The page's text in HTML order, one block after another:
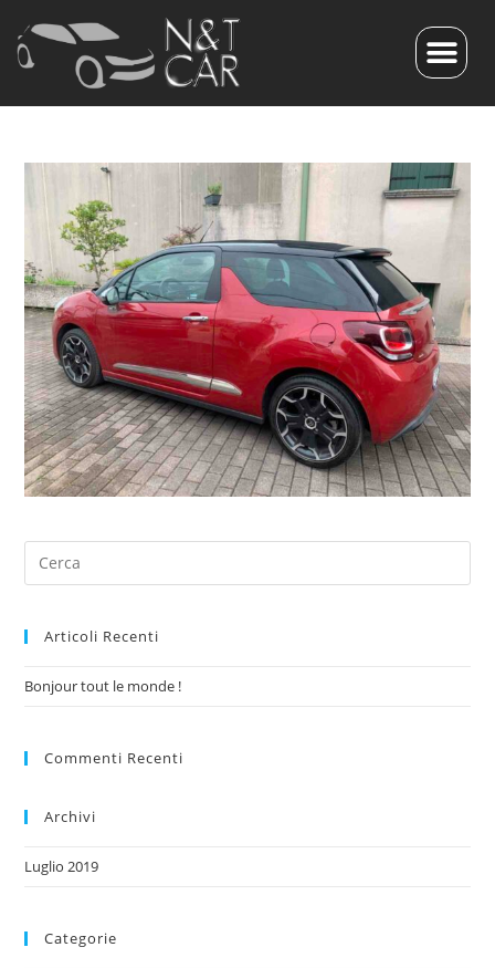
Articoli Recenti
Bonjour tout le monde !
Commenti Recenti
Archivi
Luglio 2019
Categorie